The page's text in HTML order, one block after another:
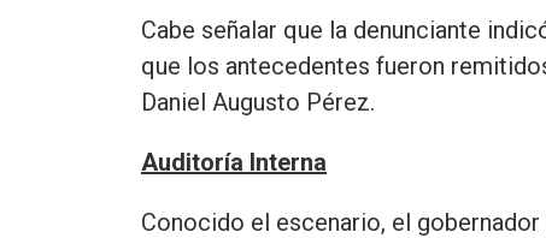
Cabe señalar que la denunciante
que los antecedentes fueron
Daniel Augusto Pérez.
Auditoría Interna
Conocido el escenario, el